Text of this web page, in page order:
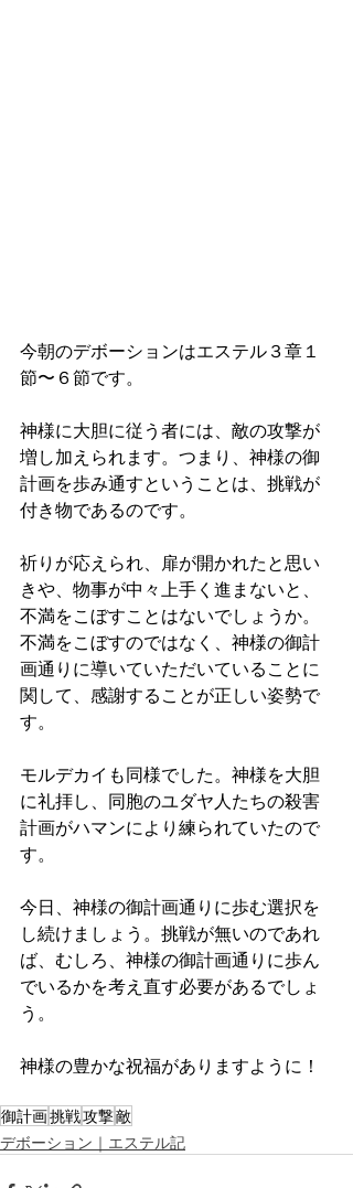
今朝のデボーションはエステル３章１
節〜６節です。
神様に大胆に従う者には、敵の攻撃が
増し加えられます。つまり、神様の御
計画を歩み通すということは、挑戦が
付き物であるのです。
祈りが応えられ、扉が開かれたと思い
きや、物事が中々上手く進まないと、
不満をこぼすことはないでしょうか。
不満をこぼすのではなく、神様の御計
画通りに導いていただいていることに
関して、感謝することが正しい姿勢で
す。
モルデカイも同様でした。神様を大胆
に礼拝し、同胞のユダヤ人たちの殺害
計画がハマンにより練られていたので
す。
今日、神様の御計画通りに歩む選択を
し続けましょう。挑戦が無いのであれ
ば、むしろ、神様の御計画通りに歩ん
でいるかを考え直す必要があるでしょ
う。
神様の豊かな祝福がありますように！
御計画挑戦攻撃敵
デボーション｜エステル記